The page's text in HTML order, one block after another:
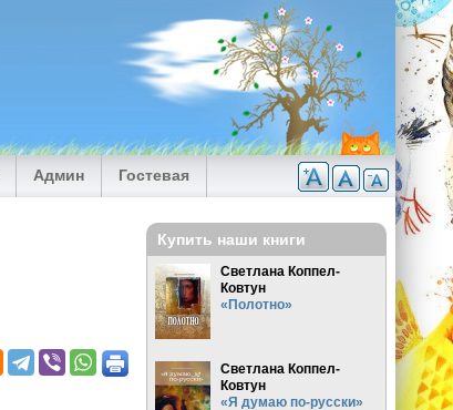
Админ Гостевая
Купить наши книги
Светлана Коппел-
Ковтун
«Полотно»
Светлана Коппел-
Ковтун
«Я думаю по-русски»